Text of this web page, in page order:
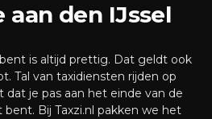
aan den IJssel
is altijd prettig. Dat geldt ook
Tal van taxidiensten rijden op
je pas aan het einde van de
Bij Taxzi.nl pakken we het